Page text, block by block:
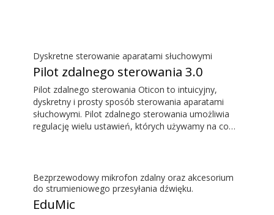
Dyskretne sterowanie aparatami słuchowymi
Pilot zdalnego sterowania 3.0
Pilot zdalnego sterowania Oticon to intuicyjny,
dyskretny i prosty sposób sterowania aparatami
słuchowymi. Pilot zdalnego sterowania umożliwia
regulację wielu ustawień, których używamy na co
Bezprzewodowy mikrofon zdalny oraz akcesorium
do strumieniowego przesyłania dźwięku.
EduMic